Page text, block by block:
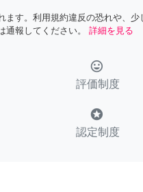
す。利用規約違反の恐れや、少
報してください。
詳細を見る
tag_faces
評価制度
stars
認定制度